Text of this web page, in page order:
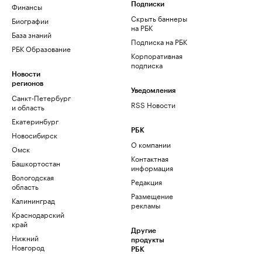
Финансы
Биографии
База знаний
РБК Образование
Новости
регионов
Санкт-Петербург
и область
Екатеринбург
Новосибирск
Омск
Башкортостан
Вологодская
область
Калининград
Краснодарский
край
Нижний
Новгород
Подписки
Скрыть баннеры
на РБК
Подписка на РБК
Корпоративная
подписка
Уведомления
RSS Новости
РБК
О компании
Контактная
информация
Редакция
Размещение
рекламы
Другие
продукты
РБК